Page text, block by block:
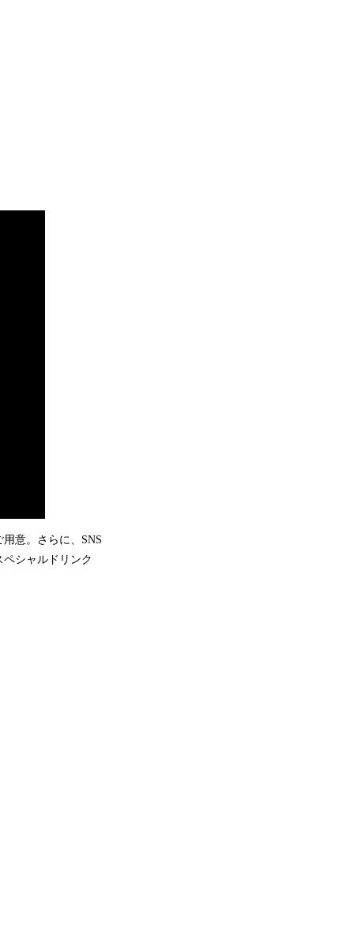
意。さらに、SNS
シャルドリンク